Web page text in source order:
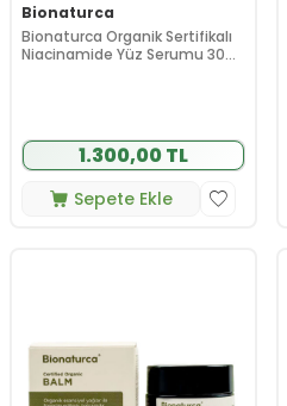
Bionaturca
Bionaturca Organik Sertifikalı
Niacinamide Yüz Serumu 30
1.300,00 TL
Sepete Ekle